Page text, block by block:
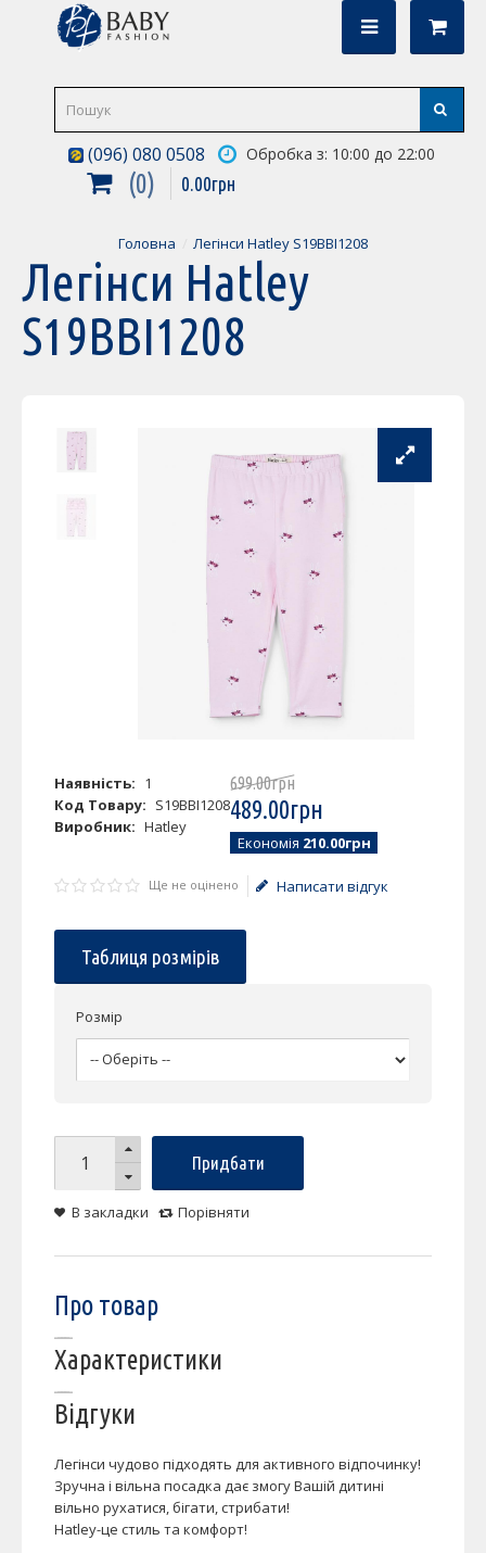
(096) 080 0508 Обробка з: 10:00 до 22:00
0 0.00грн
Головна Легінси Hatley S19BBI1208
Легінси Hatley
S19BBI1208
Наявність: 1
Код Товару: S19BBI1208
Виробник: Hatley
699.00грн
489.00грн
Економія 210.00грн
Ще не оцінено Написати відгук
Таблиця розмірів
Розмір
Придбати
В закладки Порівняти
Про товар
Характеристики
Відгуки
Легінси чудово підходять для активного відпочинку!
Зручна і вільна посадка дає змогу Вашій дитині
вільно рухатися, бігати, стрибати!
Hatley-це стиль та комфорт!